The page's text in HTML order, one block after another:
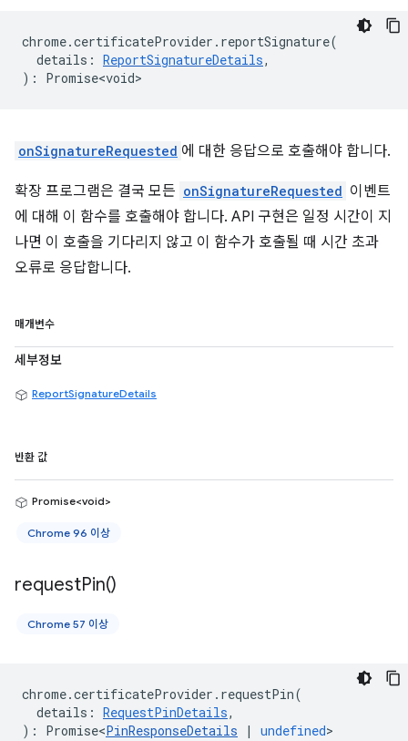
chrome.certificateProvider . reportSignature(
details : ReportSignatureDetails,
) : Promise<void>
onSignatureRequested 에 대한 응답으로 호출해야 합니다.
확장 프로그램은 결국 모든 onSignatureRequested 이벤트
에 대해 이 함수를 호출해야 합니다. API 구현은 일정 시간이 지
나면 이 호출을 기다리지 않고 이 함수가 호출될 때 시간 초과
오류로 응답합니다.
매개변수
세부정보
ReportSignatureDetails
반환 값
Promise<void>
Chrome 96 이상
requestPin()
Chrome 57 이상
chrome.certificateProvider . requestPin(
details : RequestPinDetails,
) : Promise<PinResponseDetails | undefined>